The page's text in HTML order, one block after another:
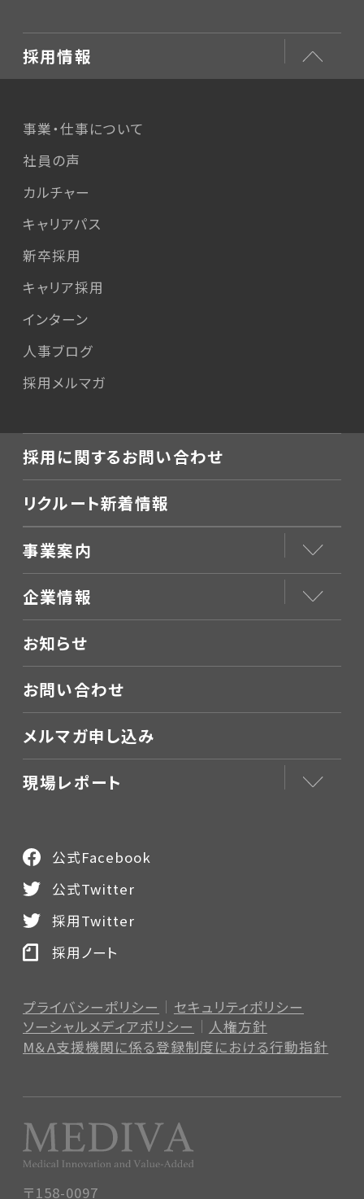
採用情報
事業・仕事について
社員の声
カルチャー
キャリアパス
新卒採用
キャリア採用
インターン
人事ブログ
採用メルマガ
採用に関するお問い合わせ
リクルート新着情報
事業案内
企業情報
お知らせ
お問い合わせ
メルマガ申し込み
現場レポート
〒158-0097
プライバシーポリシー
セキュリティポリシー
ソーシャルメディアポリシー
人権方針
M＆A支援機関に係る登録制度における行動指針
公式Facebook
公式Twitter
採用Twitter
採用ノート